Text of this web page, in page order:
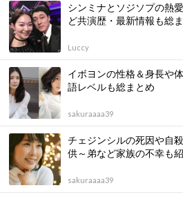
シンミナとソジソプの熱
ど共演歴・最新情報も総
Luccy
イボヨンの性格＆身長や
語レベルも総まとめ
sakuraaaa39
チェジンシルの死因や自
供～弟など家族の不幸も
sakuraaaa39